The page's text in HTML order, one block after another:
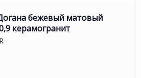
бежевый матовый
керамогранит